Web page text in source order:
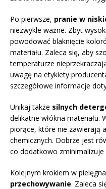
Po pierwsze, pranie w
niezwykle ważne. Zbyt
powodować blaknięcie
materiału. Zaleca się, aby
temperaturze
uwagę na etykiety
szczegółowe informacje
Unikaj także silnych
delikatne włókna materiału.
piorące, które nie zawierają
chemicznych. Dobrze jest
co dodatkowo zminimalizuje
Kolejnym krokiem w
przechowywanie. Zaleca